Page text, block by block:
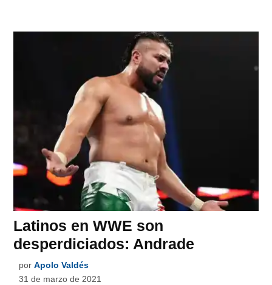
Latinos en WWE son
desperdiciados: Andrade
por Apolo Valdés
31 de marzo de 2021